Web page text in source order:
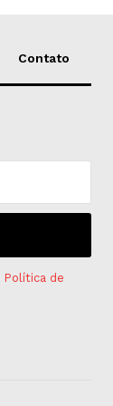
Contato
Política de